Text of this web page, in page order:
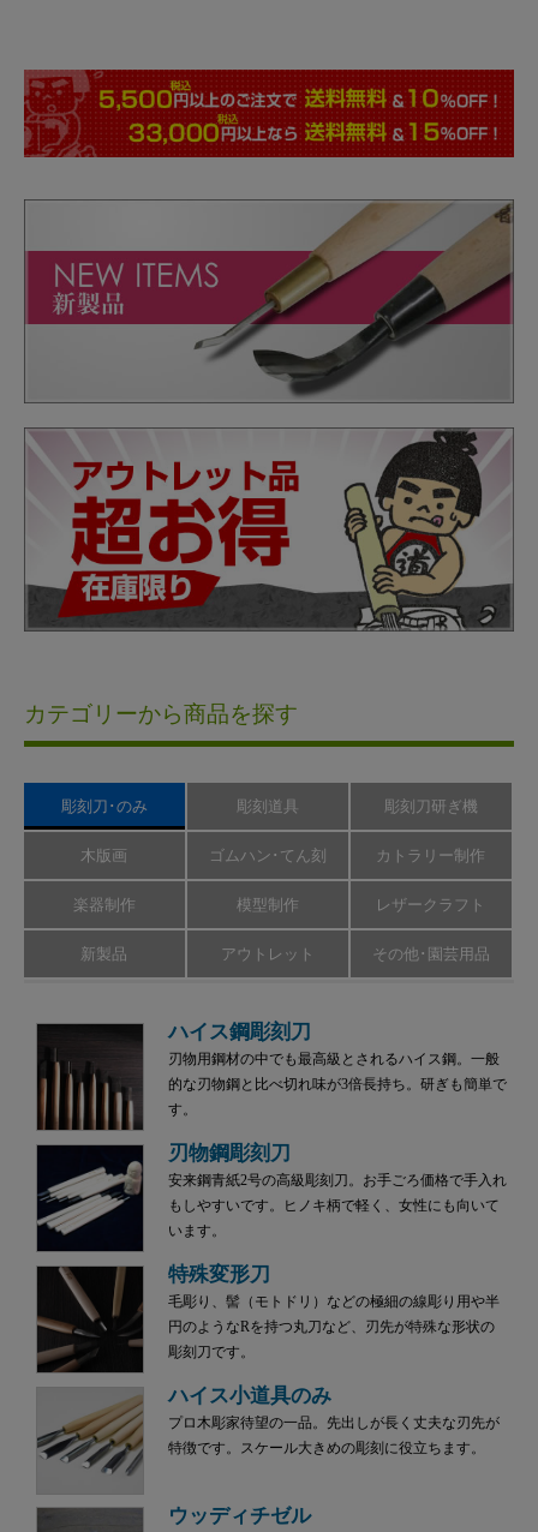
カテゴリーから商品を探す
彫刻刀･のみ 彫刻道具 彫刻刀研ぎ機
木版画 ゴムハン･てん刻 カトラリー制作
楽器制作 模型制作 レザークラフト
新製品 アウトレット その他･園芸用品
ハイス鋼彫刻刀
刃物用鋼材の中でも最高級とされるハイス鋼。一般
的な刃物鋼と比べ切れ味が3倍長持ち。研ぎも簡単で
す。
刃物鋼彫刻刀
安来鋼青紙2号の高級彫刻刀。お手ごろ価格で手入れ
もしやすいです。ヒノキ柄で軽く、女性にも向いて
います。
特殊変形刀
毛彫り、髻（モトドリ）などの極細の線彫り用や半
円のようなRを持つ丸刀など、刃先が特殊な形状の
彫刻刀です。
ハイス小道具のみ
プロ木彫家待望の一品。先出しが長く丈夫な刃先が
特徴です。スケール大きめの彫刻に役立ちます。
ウッディチゼル